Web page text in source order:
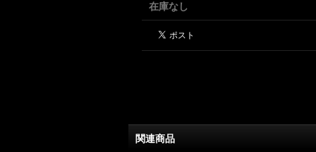
在庫なし
関連商品